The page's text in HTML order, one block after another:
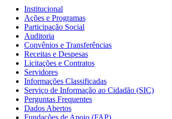
Institucional
Ações e Programas
Participação Social
Auditoria
Convênios e Transferências
Receitas e Despesas
Licitações e Contratos
Servidores
Informações Classificadas
Serviço de Informação ao Cidadão (SIC)
Perguntas Frequentes
Dados Abertos
Fundações de Apoio (FAP)